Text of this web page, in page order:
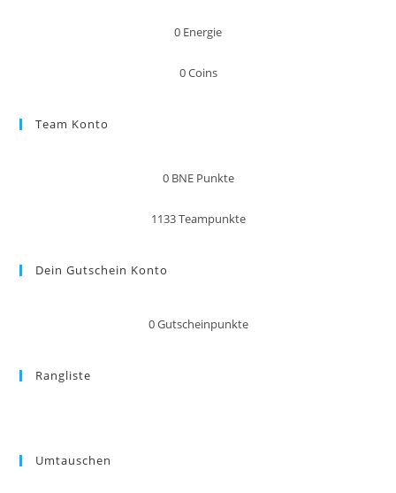
0 Energie
0Coins
Team Konto
0 BNE Punkte
1133Teampunkte
Dein Gutschein Konto
0Gutscheinpunkte
Rangliste
Umtauschen